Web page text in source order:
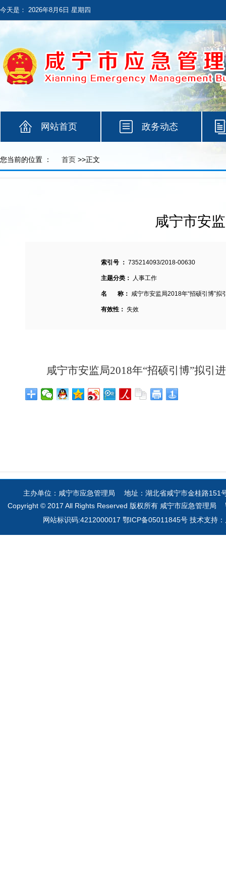
今天是： 2026年8月6日 星期四
网站首页 政务动态
您当前的位置 ： 首页 >>正文
咸宁市安
索引号 ： 735214093/2018-00630
主题分类： 人事工作
名 称： 咸宁市安监局2018年“招硕引博”拟
有效性： 失效
咸宁市安监局2018年“招硕引博”拟引
主办单位：咸宁市应急管理局 地址：湖北省咸宁市金桂路
Copyright © 2017 All Rights Reserved 版权所有 咸宁市应急管理局
网站标识码:4212000017 鄂ICP备05011845号 技术支持